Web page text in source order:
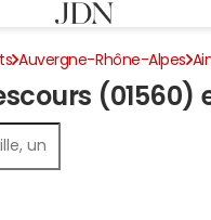
Auvergne-Rhône-Alpes
(01560)